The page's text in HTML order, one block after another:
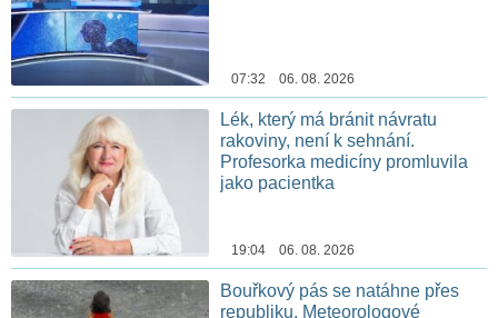
07:32 06. 08. 2026
Lék, který má bránit návratu
rakoviny, není k sehnání.
Profesorka medicíny promluvila
jako pacientka
19:04 06. 08. 2026
Bouřkový pás se natáhne přes
republiku. Meteorologové